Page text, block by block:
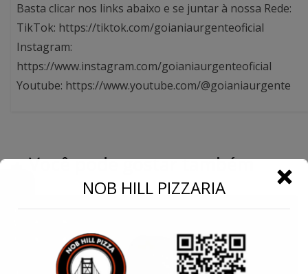
Basta clicar nos links abaixo e se juntar à nossa Rede:
TikTok: https://tiktok.com/goianiaurgenteoficial
Instagram:
https://www.instagram.com/goianiaurgenteoficial
Youtube: https://www.youtube.com/@goianiaurgente
Você pode gostar também
NOB HILL PIZZARIA